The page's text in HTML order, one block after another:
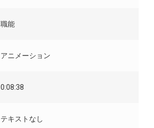
職能
アニメーション
0:08:38
テキストなし